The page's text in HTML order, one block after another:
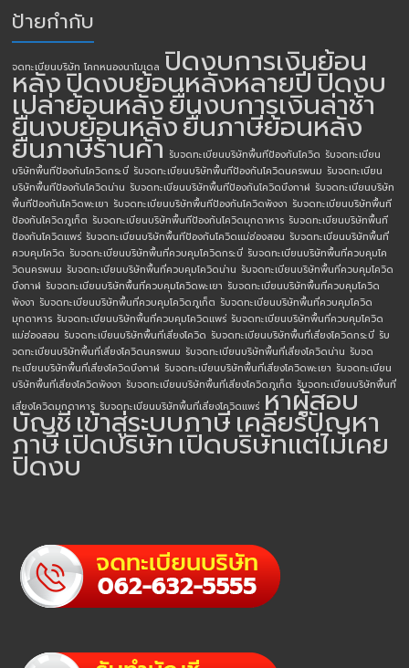
ป้ายกำกับ
จดทะเบียนบริษัท โคกหนองนาโมเดล ปิดงบการเงินย้อน
หลังปิดงบย้อนหลังหลายปีปิดงบ
เปล่าย้อนหลังยื่นงบการเงินล่าช้า
ยื่นงบย้อนหลังยื่นภาษีย้อนหลัง
ยื่นภาษีร้านค้า รับจดทะเบียนบริษัทพื้นทีป้องกันโควิด รับจดทะเบียน
บริษัทพื้นทีป้องกันโควิดกระบี่ รับจดทะเบียนบริษัทพื้นทีป้องกันโควิดนครพนม รับจดทะเบียน
บริษัทพื้นทีป้องกันโควิดน่าน รับจดทะเบียนบริษัทพื้นทีป้องกันโควิดบึงกาฬ รับจดทะเบียนบริษัท
พื้นทีป้องกันโควิดพะเยา รับจดทะเบียนบริษัทพื้นทีป้องกันโควิดพังงา รับจดทะเบียนบริษัทพื้นที
ป้องกันโควิดภูเก็ต รับจดทะเบียนบริษัทพื้นทีป้องกันโควิดมุกดาหาร รับจดทะเบียนบริษัทพื้นที
ป้องกันโควิดแพร่ รับจดทะเบียนบริษัทพื้นทีป้องกันโควิดแม่ฮ่องสอน รับจดทะเบียนบริษัทพื้นที่
ควบคุมโควิด รับจดทะเบียนบริษัทพื้นที่ควบคุมโควิดกระบี่ รับจดทะเบียนบริษัทพื้นที่ควบคุมโค
วิดนครพนม รับจดทะเบียนบริษัทพื้นที่ควบคุมโควิดน่าน รับจดทะเบียนบริษัทพื้นที่ควบคุมโควิด
บึงกาฬ รับจดทะเบียนบริษัทพื้นที่ควบคุมโควิดพะเยา รับจดทะเบียนบริษัทพื้นที่ควบคุมโควิด
พังงา รับจดทะเบียนบริษัทพื้นที่ควบคุมโควิดภูเก็ต รับจดทะเบียนบริษัทพื้นที่ควบคุมโควิด
มุกดาหาร รับจดทะเบียนบริษัทพื้นที่ควบคุมโควิดแพร่ รับจดทะเบียนบริษัทพื้นที่ควบคุมโควิด
แม่ฮ่องสอน รับจดทะเบียนบริษัทพื้นที่เสี่ยงโควิด รับจดทะเบียนบริษัทพื้นที่เสี่ยงโควิดกระบี่ รับ
จดทะเบียนบริษัทพื้นที่เสี่ยงโควิดนครพนม รับจดทะเบียนบริษัทพื้นที่เสี่ยงโควิดน่าน รับจด
ทะเบียนบริษัทพื้นที่เสี่ยงโควิดบึงกาฬ รับจดทะเบียนบริษัทพื้นที่เสี่ยงโควิดพะเยา รับจดทะเบียน
บริษัทพื้นที่เสี่ยงโควิดพังงา รับจดทะเบียนบริษัทพื้นที่เสี่ยงโควิดภูเก็ต รับจดทะเบียนบริษัทพื้นที่
เสี่ยงโควิดมุกดาหาร รับจดทะเบียนบริษัทพื้นที่เสี่ยงโควิดแพร่ หาผู้สอบ
บัญชีเข้าสู่ระบบภาษีเคลียร์ปัญหา
ภาษีเปิดบริษัทเปิดบริษัทแต่ไม่เคย
ปิดงบ